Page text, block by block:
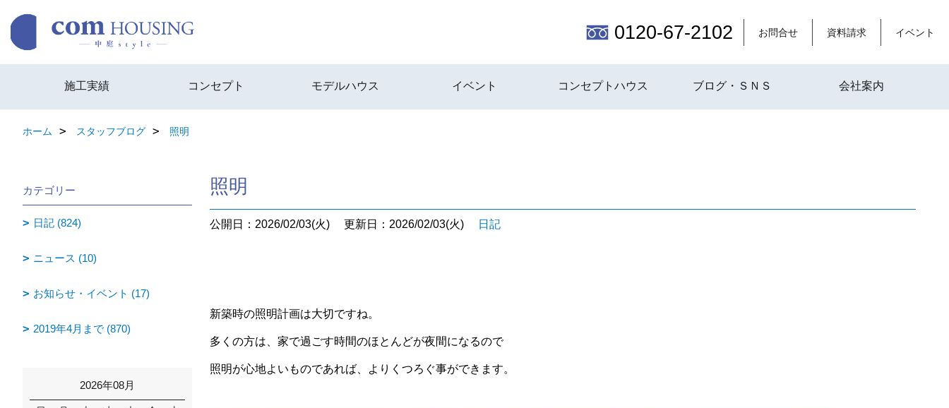
0120-67-2102 お問合せ 資料請求 イベント
施工実績 コンセプト モデルハウス イベント コンセプトハウス ブログ・ＳＮＳ 会社案内
ホーム スタッフブログ 照明
照明
公開日：2026/02/03(火) 更新日：2026/02/03(火) 日記
新築時の照明計画は大切ですね。
多くの方は、家で過ごす時間のほとんどが夜間になるので
照明が心地よいものであれば、よりくつろぐ事ができます。
カテゴリー
日記 (824)
ニュース (10)
お知らせ・イベント (17)
2019年4月まで (870)
2026年08月